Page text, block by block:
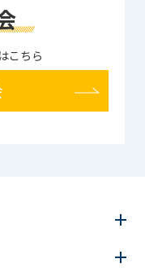
こちら